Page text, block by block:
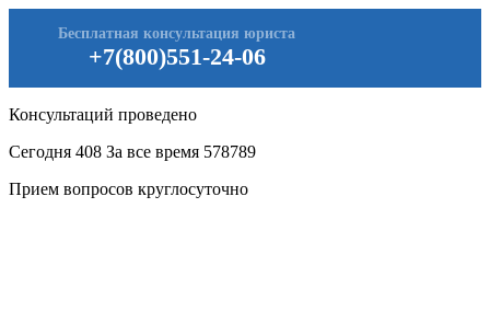
+7(800)551-24-06
Бесплатная консультация юриста
Консультаций проведено
Сегодня 408 За все время 578789
Прием вопросов круглосуточно